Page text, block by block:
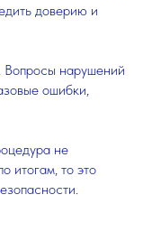
доверию и
Вопросы нарушений
ошибки,
не
итогам, то это